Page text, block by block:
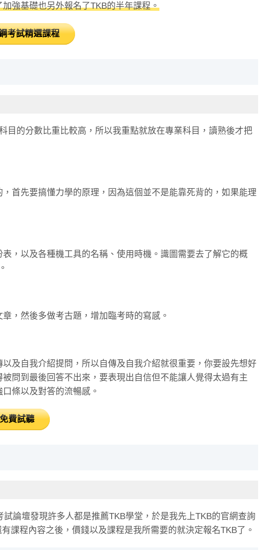
強基礎也另外報名了TKB的半年課程。
考試精選課程
目的分數比重比較高，所以我重點就放在專業科目，讀熟後才把
首先要搞懂力學的原理，因為這個並不是能靠死背的，如果能理
，以及各種機工具的名稱、使用時機。識圖需要去了解它的概
，然後多做考古題，增加臨考時的寫感。
及自我介紹提問，所以自傳及自我介紹就很重要，你要設先想好
問到最後回答不出來，要表現出自信但不能讓人覺得太過有主
條以及對答的流暢感。
費試聽
論壇發現許多人都是推薦TKB學堂，於是我先上TKB的官網查詢
課程內容之後，價錢以及課程是我所需要的就決定報名TKB了。